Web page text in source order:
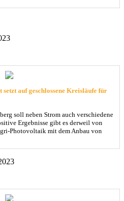
auf geschlossene Kreisläufe für
soll neben Strom auch verschiedene
Ergebnisse gibt es derweil von
Photovoltaik mit dem Anbau von